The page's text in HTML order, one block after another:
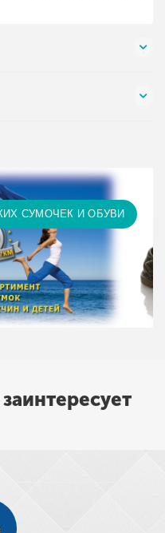
СУМОЧЕК И ОБУВИ